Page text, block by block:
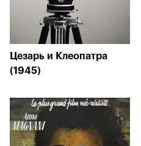
Цезарь и Клеопатра
(1945)